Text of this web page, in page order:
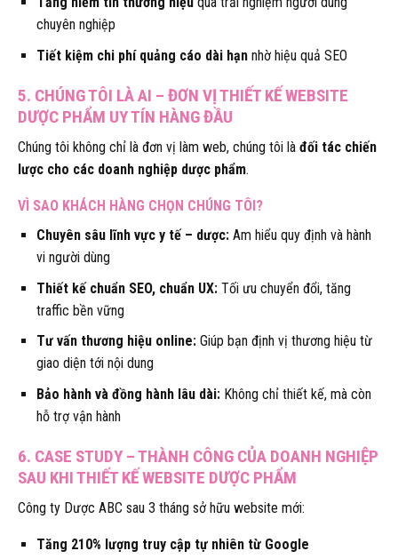
chuyên nghiệp
Tiết kiệm chi phí quảng cáo dài hạnnhờ hiệu quả SEO
5. CHÚNG TÔI LÀ AI – ĐƠN VỊ THIẾT KẾ WEBSITE
DƯỢC PHẨM UY TÍN HÀNG ĐẦU
Chúng tôi không chỉ là đơn vị làm web, chúng tôi là đối tác chiến
lược cho các doanh nghiệp dược phẩm.
VÌ SAO KHÁCH HÀNG CHỌN CHÚNG TÔI?
Chuyên sâu lĩnh vực y tế – dược:Am hiểu quy định và hành
vi người dùng
Thiết kế chuẩn SEO, chuẩn UX:Tối ưu chuyển đổi, tăng
traffic bền vững
Tư vấn thương hiệu online:Giúp bạn định vị thương hiệu từ
giao diện tới nội dung
Bảo hành và đồng hành lâu dài:Không chỉ thiết kế, mà còn
hỗ trợ vận hành
6. CASE STUDY – THÀNH CÔNG CỦA DOANH NGHIỆP
SAU KHI THIẾT KẾ WEBSITE DƯỢC PHẨM
Công ty Dược ABC sau 3 tháng sở hữu website mới:
Tăng 210% lượng truy cập tự nhiên từ Google